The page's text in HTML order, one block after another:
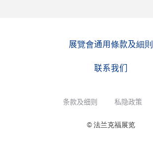
展覽會通用條款及細則
联系我们
条款及细则 私隐政策
© 法兰克福展览